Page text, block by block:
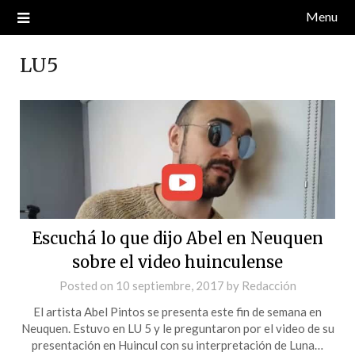
Menu
LU5
Escuchá lo que dijo Abel en Neuquen
sobre el video huinculense
Posted on 10 septiembre, 2017 by Redacción
El artista Abel Pintos se presenta este fin de semana en
Neuquen. Estuvo en LU 5 y le preguntaron por el video de su
presentación en Huincul con su interpretación de Luna…